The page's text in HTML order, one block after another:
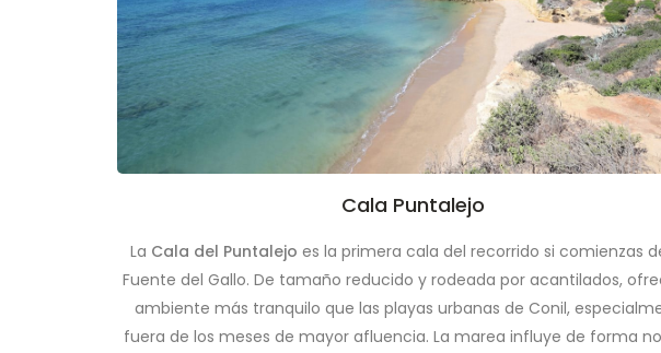
Cala Puntalejo
La Cala del Puntalejo es la primera cala del recorrido si comienzas
Fuente del Gallo. De tamaño reducido y rodeada por acantilados,
ambiente más tranquilo que las playas urbanas de Conil,
fuera de los meses de mayor afluencia. La marea influye de forma